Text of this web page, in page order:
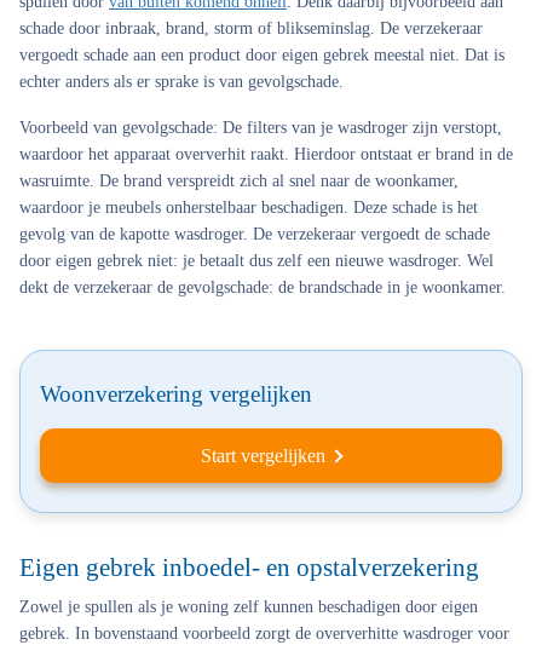
schade door inbraak, brand, storm of blikseminslag. De verzekeraar
vergoedt schade aan een product door eigen gebrek meestal niet. Dat is
echter anders als er sprake is van gevolgschade.
Voorbeeld van gevolgschade: De filters van je wasdroger zijn verstopt,
waardoor het apparaat oververhit raakt. Hierdoor ontstaat er brand in de
wasruimte. De brand verspreidt zich al snel naar de woonkamer,
waardoor je meubels onherstelbaar beschadigen. Deze schade is het
gevolg van de kapotte wasdroger. De verzekeraar vergoedt de schade
door eigen gebrek niet: je betaalt dus zelf een nieuwe wasdroger. Wel
dekt de verzekeraar de gevolgschade: de brandschade in je woonkamer.
Woonverzekering vergelijken
Start vergelijken
Eigen gebrek inboedel- en opstalverzekering
Zowel je spullen als je woning zelf kunnen beschadigen door eigen
gebrek. In bovenstaand voorbeeld zorgt de oververhitte wasdroger voor